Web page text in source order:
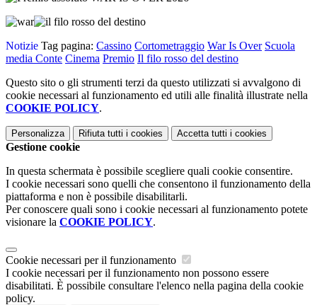
Notizie Tag pagina: Cassino Cortometraggio War Is Over Scuola
media Conte Cinema Premio Il filo rosso del destino
Questo sito o gli strumenti terzi da questo utilizzati si avvalgono di
cookie necessari al funzionamento ed utili alle finalità illustrate nella
COOKIE POLICY.
Personalizza Rifiuta tutti i cookies Accetta tutti i cookies
Gestione cookie
In questa schermata è possibile scegliere quali cookie consentire.
I cookie necessari sono quelli che consentono il funzionamento della
piattaforma e non è possibile disabilitarli.
Per conoscere quali sono i cookie necessari al funzionamento potete
visionare la COOKIE POLICY.
Cookie necessari per il funzionamento
I cookie necessari per il funzionamento non possono essere
disabilitati. È possibile consultare l'elenco nella pagina della cookie
policy.